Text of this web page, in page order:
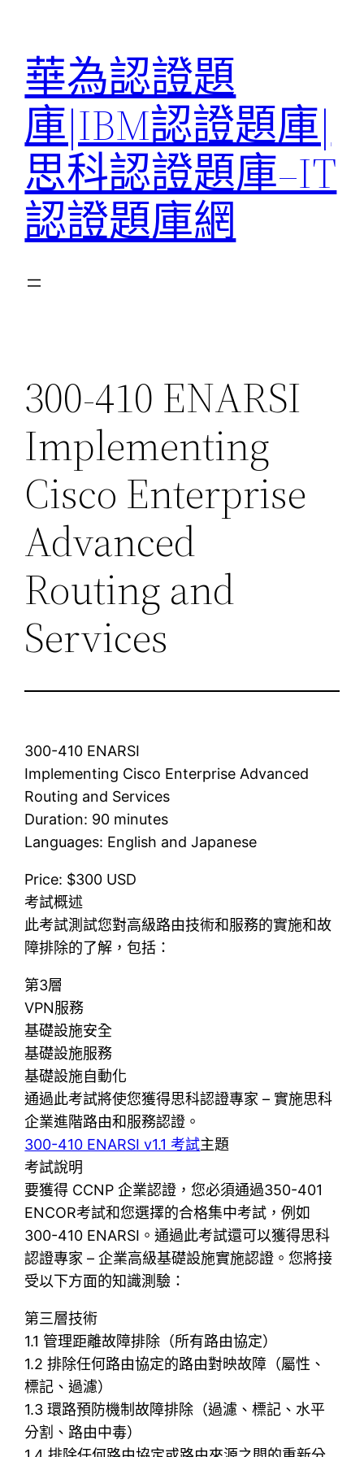
華為認證題
庫|IBM認證題庫|
思科認證題庫–IT
認證題庫網
300-410 ENARSI
Implementing
Cisco Enterprise
Advanced
Routing and
Services
300-410 ENARSI
Implementing Cisco Enterprise Advanced
Routing and Services
Duration: 90 minutes
Languages: English and Japanese
Price: $300 USD
考試概述
此考試測試您對高級路由技術和服務的實施和故
障排除的了解，包括：
第3層
VPN服務
基礎設施安全
基礎設施服務
基礎設施自動化
通過此考試將使您獲得思科認證專家 – 實施思科
企業進階路由和服務認證。
300-410 ENARSI v1.1 考試主題
考試說明
要獲得 CCNP 企業認證，您必須通過350-401
ENCOR考試和您選擇的合格集中考試，例如
300-410 ENARSI。通過此考試還可以獲得思科
認證專家 – 企業高級基礎設施實施認證。您將接
受以下方面的知識測驗：
第三層技術
1.1 管理距離故障排除（所有路由協定）
1.2 排除任何路由協定的路由對映故障（屬性、
標記、過濾）
1.3 環路預防機制故障排除（過濾、標記、水平
分割、路由中毒）